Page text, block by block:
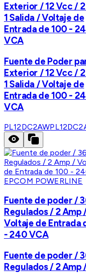
Exterior / 12 Vcc /
1 Salida / Voltaje de
Entrada de 100 -
VCA
Fuente de Poder
Exterior / 12 Vcc /
1 Salida / Voltaje de
Entrada de 100 -
VCA
PL12DC2AW
EPCOM POWERLINE
Fuente de poder /
Regulados / 2 Amp
Voltaje de Entrada
- 240 VCA
Fuente de poder /
Regulados / 2 Amp